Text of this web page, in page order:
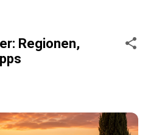
Regionen,